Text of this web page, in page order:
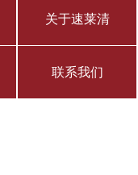
关于速莱清
联系我们